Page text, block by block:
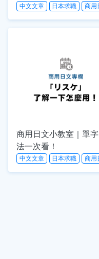
中文文章 日本求職 商用
商用日文小教室｜單
法一次看！
中文文章 日本求職 商用